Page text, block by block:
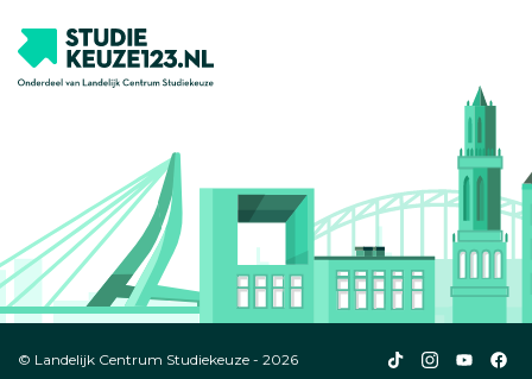
© Landelijk Centrum Studiekeuze - 2026
Studiekeuze123